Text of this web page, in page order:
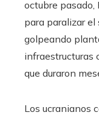
octubre pasado,
para paralizar el
golpeando
infraestructuras
que duraron
Los ucranianos